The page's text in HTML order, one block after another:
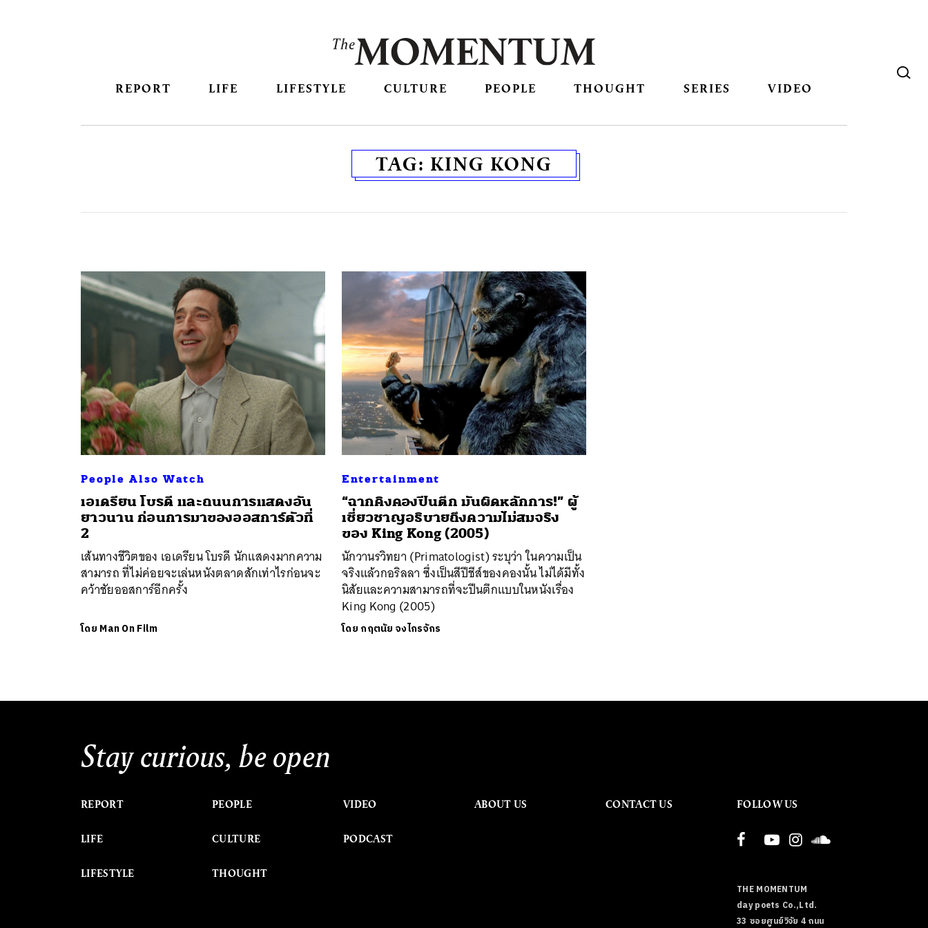
REPORT LIFE LIFESTYLE CULTURE PEOPLE THOUGHT SERIES VIDEO
TAG: KING KONG
People Also Watch
เอเดรียน โบรดี และถนนการแสดงอัน
ยาวนาน ก่อนการมาของออสการ์ตัวที่
2
เส้นทางชีวิตของ เอเดรียน โบรดี นักแสดงมากความ
สามารถ ที่ไม่ค่อยจะเล่นหนังตลาดสักเท่าไรก่อนจะ
คว้าชัยออสการ์อีกครั้ง
โดย Man On Film
Entertainment
“ฉากคิงคองปีนตึก มันผิดหลักการ!” ผู้
เชี่ยวชาญอธิบายถึงความไม่สมจริง
ของ King Kong (2005)
นักวานรวิทยา (Primatologist) ระบุว่า ในความเป็น
จริงแล้วกอริลลา ซึ่งเป็นสีปีชีส์ของคองนั้น ไม่ได้มีทั้ง
นิสัยและความสามารถที่จะปีนตึกแบบในหนังเรื่อง
King Kong (2005)
โดย กฤตนัย จงไกรจักร
Stay curious, be open
REPORT
LIFE
LIFESTYLE
PEOPLE
CULTURE
THOUGHT
VIDEO
PODCAST
ABOUT US CONTACT US FOLLOW US
THE MOMENTUM
day poets Co.,Ltd.
33 ซอยศูนย์วิจัย 4 ถนน
ค้นหา
SHARE TWEET LINE